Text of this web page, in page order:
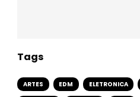
Tags
ARTES EDM ELETRONICA